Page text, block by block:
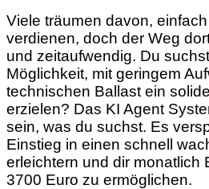
Viele träumen davon,
verdienen, doch der Weg
und zeitaufwendig. Du
Möglichkeit, mit geringem
technischen Ballast ein
erzielen? Das KI Agent
sein, was du suchst. Es
Einstieg in einen schnell
erleichtern und dir monatlich
3700 Euro zu ermöglichen.